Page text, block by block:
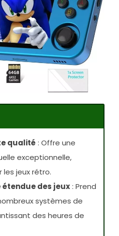
qualité : Offre une
exceptionnelle,
jeux rétro.
des jeux: Prend
systèmes de
des heures de